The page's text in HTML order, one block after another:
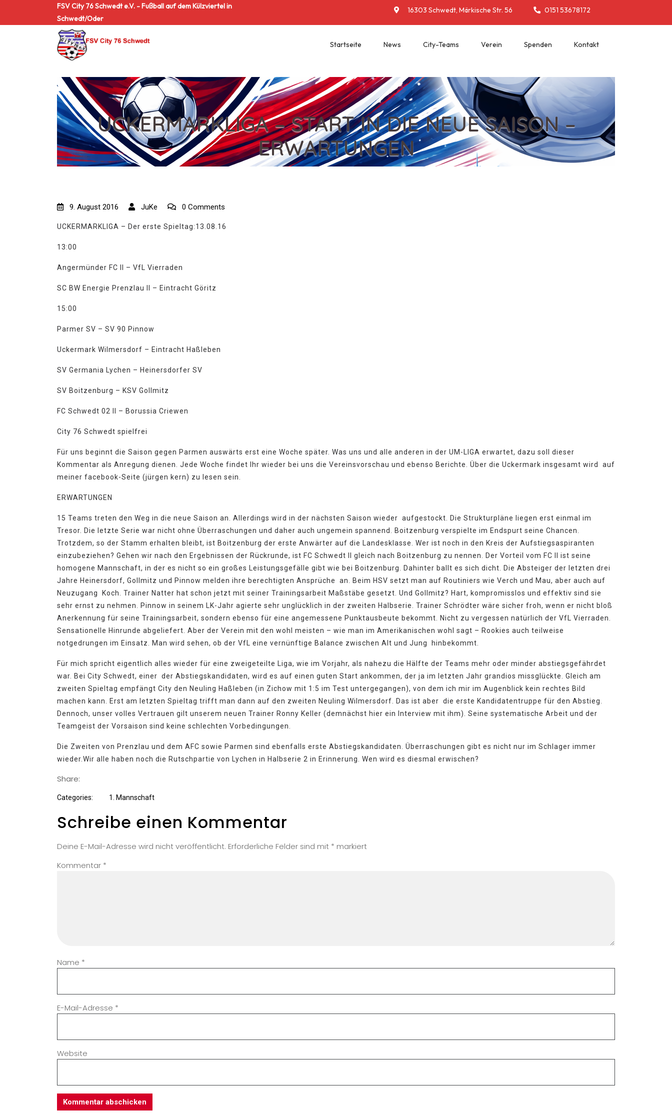
FSV City 76 Schwedt e.V. - Fußball auf dem Külzviertel in
Schwedt/Oder
16303 Schwedt, Märkische Str. 56 0151 53678172
Startseite News City-Teams Verein Spenden Kontakt
UCKERMARKLIGA – START IN DIE NEUE SAISON –
ERWARTUNGEN
9. August 2016 JuKe 0 Comments
UCKERMARKLIGA – Der erste Spieltag:13.08.16
13:00
Angermünder FC II – VfL Vierraden
SC BW Energie Prenzlau II – Eintracht Göritz
15:00
Parmer SV – SV 90 Pinnow
Uckermark Wilmersdorf – Eintracht Haßleben
SV Germania Lychen – Heinersdorfer SV
SV Boitzenburg – KSV Gollmitz
FC Schwedt 02 II – Borussia Criewen
City 76 Schwedt spielfrei
Für uns beginnt die Saison gegen Parmen auswärts erst eine Woche später. Was uns und alle anderen in der UM-LIGA erwartet, dazu soll dieser
Kommentar als Anregung dienen. Jede Woche findet Ihr wieder bei uns die Vereinsvorschau und ebenso Berichte. Über die Uckermark insgesamt wird auf
meiner facebook-Seite (jürgen kern) zu lesen sein.
ERWARTUNGEN
15 Teams treten den Weg in die neue Saison an. Allerdings wird in der nächsten Saison wieder aufgestockt. Die Strukturpläne liegen erst einmal im
Tresor. Die letzte Serie war nicht ohne Überraschungen und daher auch ungemein spannend. Boitzenburg verspielte im Endspurt seine Chancen.
Trotzdem, so der Stamm erhalten bleibt, ist Boitzenburg der erste Anwärter auf die Landesklasse. Wer ist noch in den Kreis der Aufstiegsaspiranten
einzubeziehen? Gehen wir nach den Ergebnissen der Rückrunde, ist FC Schwedt II gleich nach Boitzenburg zu nennen. Der Vorteil vom FC II ist seine
homogene Mannschaft, in der es nicht so ein großes Leistungsgefälle gibt wie bei Boitzenburg. Dahinter ballt es sich dicht. Die Absteiger der letzten drei
Jahre Heinersdorf, Gollmitz und Pinnow melden ihre berechtigten Ansprüche an. Beim HSV setzt man auf Routiniers wie Verch und Mau, aber auch auf
Neuzugang Koch. Trainer Natter hat schon jetzt mit seiner Trainingsarbeit Maßstäbe gesetzt. Und Gollmitz? Hart, kompromisslos und effektiv sind sie
sehr ernst zu nehmen. Pinnow in seinem LK-Jahr agierte sehr unglücklich in der zweiten Halbserie. Trainer Schrödter wäre sicher froh, wenn er nicht bloß
Anerkennung für seine Trainingsarbeit, sondern ebenso für eine angemessene Punktausbeute bekommt. Nicht zu vergessen natürlich der VfL Vierraden.
Sensationelle Hinrunde abgeliefert. Aber der Verein mit den wohl meisten – wie man im Amerikanischen wohl sagt – Rookies auch teilweise
notgedrungen im Einsatz. Man wird sehen, ob der VfL eine vernünftige Balance zwischen Alt und Jung hinbekommt.
Für mich spricht eigentlich alles wieder für eine zweigeteilte Liga, wie im Vorjahr, als nahezu die Hälfte der Teams mehr oder minder abstiegsgefährdet
war. Bei City Schwedt, einer der Abstiegskandidaten, wird es auf einen guten Start ankommen, der ja im letzten Jahr grandios missglückte. Gleich am
zweiten Spieltag empfängt City den Neuling Haßleben (in Zichow mit 1:5 im Test untergegangen), von dem ich mir im Augenblick kein rechtes Bild
machen kann. Erst am letzten Spieltag trifft man dann auf den zweiten Neuling Wilmersdorf. Das ist aber die erste Kandidatentruppe für den Abstieg.
Dennoch, unser volles Vertrauen gilt unserem neuen Trainer Ronny Keller (demnächst hier ein Interview mit ihm). Seine systematische Arbeit und der
Teamgeist der Vorsaison sind keine schlechten Vorbedingungen.
Die Zweiten von Prenzlau und dem AFC sowie Parmen sind ebenfalls erste Abstiegskandidaten. Überraschungen gibt es nicht nur im Schlager immer
wieder.Wir alle haben noch die Rutschpartie von Lychen in Halbserie 2 in Erinnerung. Wen wird es diesmal erwischen?
Share:
Categories: 1. Mannschaft
Schreibe einen Kommentar
Deine E-Mail-Adresse wird nicht veröffentlicht. Erforderliche Felder sind mit * markiert
Kommentar *
Name *
E-Mail-Adresse *
Website